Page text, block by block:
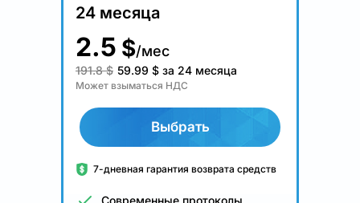
24 месяца
2.5 $/мес
191.8 $ 59.99 $ за 24 месяца
Может взыматься НДС
Выбрать
7-дневная гарантия возврата средств